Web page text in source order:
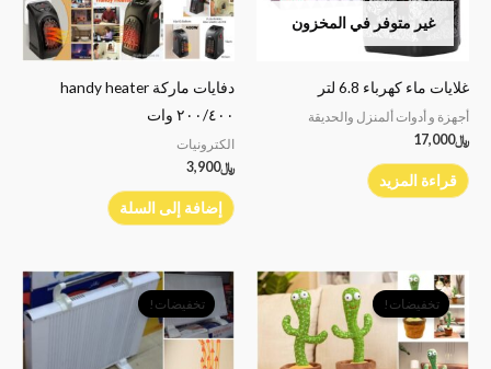
غير متوفر في المخزون
غلايات ماء كهرباء 6.8 لتر
أجهزة و أدوات ألمنزل والحديقة
﷼17,000
قراءة المزيد
دفايات ماركة handy heater
٢٠٠/٤٠٠ وات
الكترونيات
﷼3,900
إضافة إلى السلة
تخفيضات!
السعر
الأصلي
هو:
﷼12,000.
السعر
الحالي
هو:
﷼5,500.
تخفيضات!
السعر
الأصلي
هو:
﷼15,000.
السعر
الحالي